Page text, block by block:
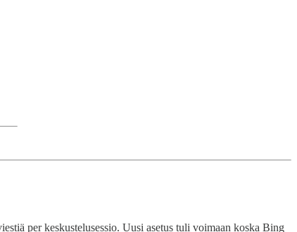
per keskustelusessio. Uusi asetus tuli voimaan koska Bing